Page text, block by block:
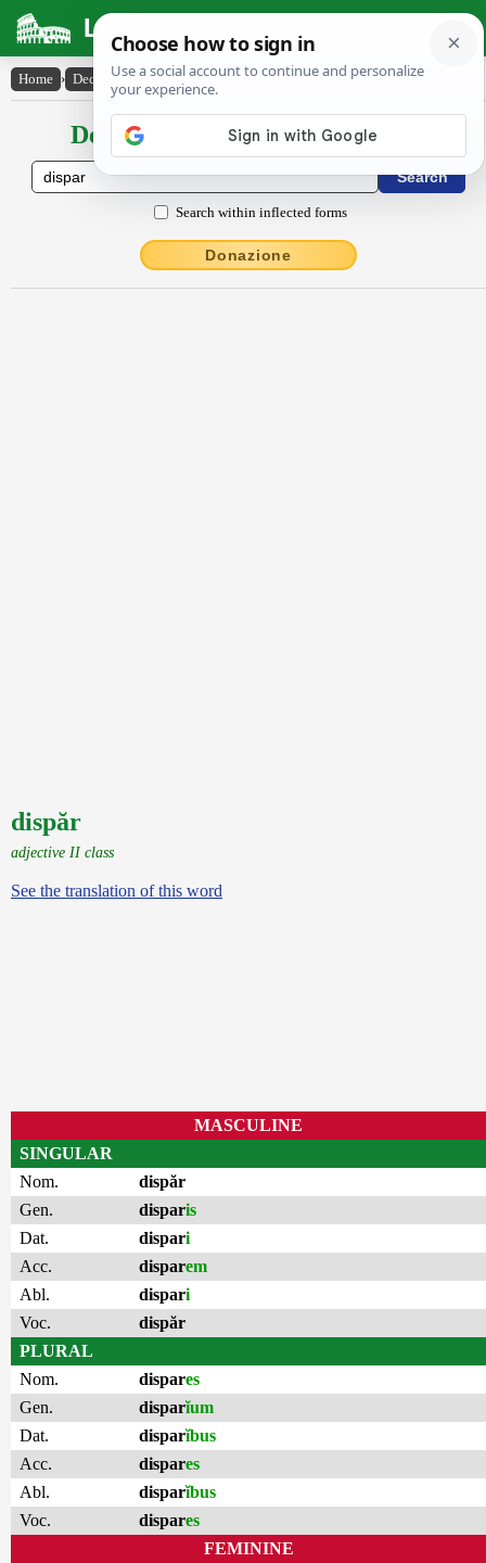
Latin Dictionary
Home › Declensions / Conjugations › dispăr
Declensions / Conjugations latin
Search within inflected forms
Donazione
dispăr
adjective II class
See the translation of this word
MASCULINE
SINGULAR
Nom.
dispăr
Gen.
disparis
Dat.
dispari
Acc.
disparem
Abl.
dispari
Voc.
dispăr
PLURAL
Nom.
dispares
Gen.
disparĭum
Dat.
disparĭbus
Acc.
dispares
Abl.
disparĭbus
Voc.
dispares
FEMININE